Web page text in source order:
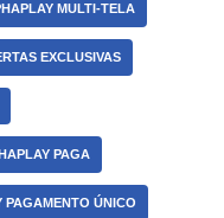
MULTI-TELA
EXCLUSIVAS
PAGA
PAGAMENTO ÚNICO